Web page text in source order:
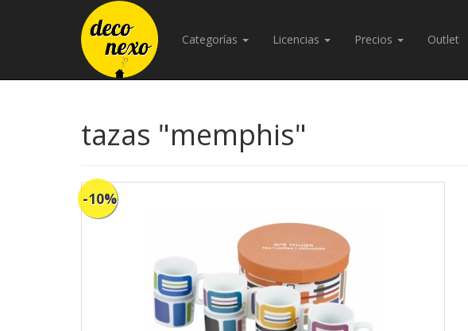
Categorías Licencias Precios Outlet
tazas "memphis"
-10%